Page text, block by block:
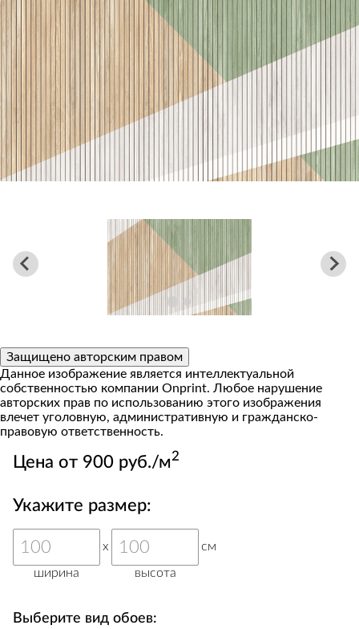
Защищено авторским правом
Данное изображение является интеллектуальной
собственностью компании Onprint. Любое нарушение
авторских прав по использованию этого изображения
влечет уголовную, административную и гражданско-
правовую ответственность.
Цена от 900 руб./м2
Укажите размер:
ширина
x
высота
см
Выберите вид обоев: